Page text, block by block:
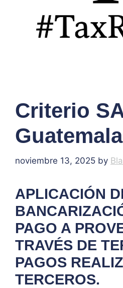
Criterio
noviembre 13, 2025 by
APLICACIÓN
PAGO A
TRAVÉS DE
PAGOS
TERCEROS.